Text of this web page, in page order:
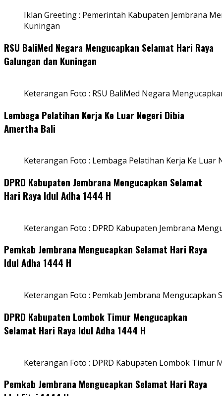
Iklan Greeting : Pemerintah Kabupaten Jembrana
Kuningan
RSU BaliMed Negara Mengucapkan Selamat Hari Raya
Galungan dan Kuningan
Keterangan Foto : RSU BaliMed Negara
Lembaga Pelatihan Kerja Ke Luar Negeri Dibia
Amertha Bali
Keterangan Foto : Lembaga Pelatihan Kerja Ke Luar
DPRD Kabupaten Jembrana Mengucapkan Selamat
Hari Raya Idul Adha 1444 H
Keterangan Foto : DPRD Kabupaten Jembrana
Pemkab Jembrana Mengucapkan Selamat Hari Raya
Idul Adha 1444 H
Keterangan Foto : Pemkab Jembrana Mengucapkan
DPRD Kabupaten Lombok Timur Mengucapkan
Selamat Hari Raya Idul Adha 1444 H
Keterangan Foto : DPRD Kabupaten Lombok Timur
Pemkab Jembrana Mengucapkan Selamat Hari Raya